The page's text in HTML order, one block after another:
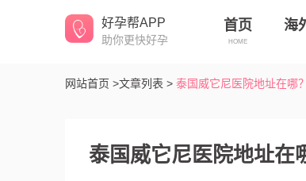
好孕帮APP
助你更快好孕
首页
HOME
海
网站首页 >文章列表 > 泰国威它尼医院地址在哪
泰国威它尼医院地址在